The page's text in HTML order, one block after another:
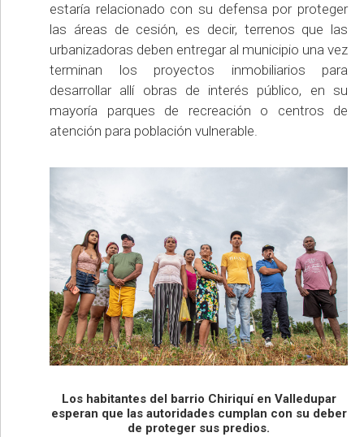
estaría relacionado con su defensa por proteger
las áreas de cesión, es decir, terrenos que las
urbanizadoras deben entregar al municipio una vez
terminan los proyectos inmobiliarios para
desarrollar allí obras de interés público, en su
mayoría parques de recreación o centros de
atención para población vulnerable.
Los habitantes del barrio Chiriquí en Valledupar
esperan que las autoridades cumplan con su deber
de proteger sus predios.